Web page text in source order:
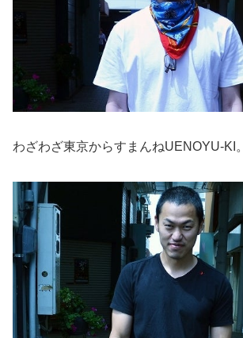
わざわざ東京からすまんねUENOYU-KI。